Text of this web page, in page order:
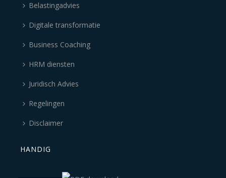
Belastingadvies
Digitale transformatie
Business Coaching
HRM diensten
Juridisch Advies
Regelingen
Disclaimer
HANDIG